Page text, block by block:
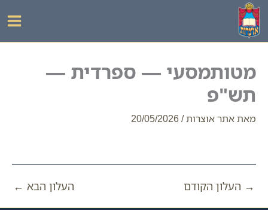
דילוג
לתוכן
מטותמסעי — ספרדית —
תש"פ
מאתאתר אוצרות/
20/05/2026
→ העלון הקודם העלון הבא ←